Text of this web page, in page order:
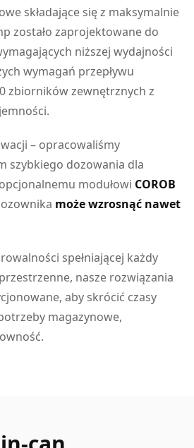
składające się z maksymalnie
zostało zaprojektowane do
niższej wydajności
wymagań przepływu
zbiorników zewnętrznych z
– opracowaliśmy
szybkiego dozowania dla
modułowi COROB
może wzrosnąć nawet
spełniającej każdy
nasze rozwiązania
aby skrócić czasy
magazynowe,